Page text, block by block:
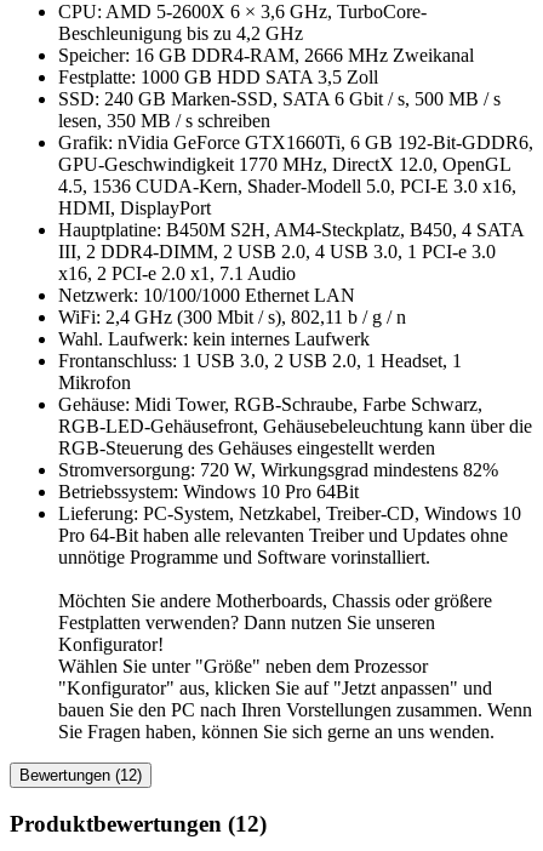
CPU: AMD 5-2600X 6 × 3,6 GHz, TurboCore-
Beschleunigung bis zu 4,2 GHz
Speicher: 16 GB DDR4-RAM, 2666 MHz Zweikanal
Festplatte: 1000 GB HDD SATA 3,5 Zoll
SSD: 240 GB Marken-SSD, SATA 6 Gbit / s, 500 MB / s
lesen, 350 MB / s schreiben
Grafik: nVidia GeForce GTX1660Ti, 6 GB 192-Bit-GDDR6,
GPU-Geschwindigkeit 1770 MHz, DirectX 12.0, OpenGL
4.5, 1536 CUDA-Kern, Shader-Modell 5.0, PCI-E 3.0 x16,
HDMI, DisplayPort
Hauptplatine: B450M S2H, AM4-Steckplatz, B450, 4 SATA
III, 2 DDR4-DIMM, 2 USB 2.0, 4 USB 3.0, 1 PCI-e 3.0
x16, 2 PCI-e 2.0 x1, 7.1 Audio
Netzwerk: 10/100/1000 Ethernet LAN
WiFi: 2,4 GHz (300 Mbit / s), 802,11 b / g / n
Wahl. Laufwerk: kein internes Laufwerk
Frontanschluss: 1 USB 3.0, 2 USB 2.0, 1 Headset, 1
Mikrofon
Gehäuse: Midi Tower, RGB-Schraube, Farbe Schwarz,
RGB-LED-Gehäusefront, Gehäusebeleuchtung kann über die
RGB-Steuerung des Gehäuses eingestellt werden
Stromversorgung: 720 W, Wirkungsgrad mindestens 82%
Betriebssystem: Windows 10 Pro 64Bit
Lieferung: PC-System, Netzkabel, Treiber-CD, Windows 10
Pro 64-Bit haben alle relevanten Treiber und Updates ohne
unnötige Programme und Software vorinstalliert.
Möchten Sie andere Motherboards, Chassis oder größere
Festplatten verwenden? Dann nutzen Sie unseren
Konfigurator!
Wählen Sie unter "Größe" neben dem Prozessor
"Konfigurator" aus, klicken Sie auf "Jetzt anpassen" und
bauen Sie den PC nach Ihren Vorstellungen zusammen. Wenn
Sie Fragen haben, können Sie sich gerne an uns wenden.
Bewertungen (12)
Produktbewertungen (12)